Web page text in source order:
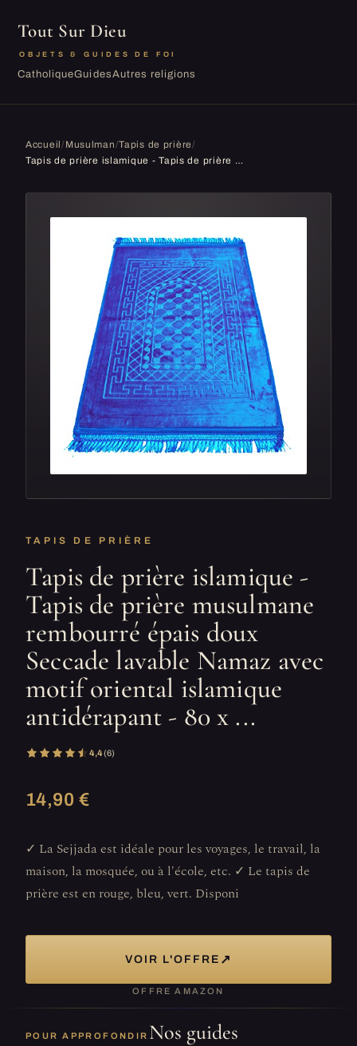
Tout Sur Dieu
OBJETS & GUIDES DE FOI
CatholiqueGuidesAutres religions
Accueil/ Musulman/Tapis de prière/
Tapis de prière islamique - Tapis de prière musulmane rembourré épais doux Seccade lavable Namaz avec motif oriental islamique antidérapant - 80 x ...
TAPIS DE PRIÈRE
Tapis de prière islamique -
Tapis de prière musulmane
rembourré épais doux
Seccade lavable Namaz avec
motif oriental islamique
antidérapant - 80 x ...
4,4(6)
14,90 €
✓ La Sejjada est idéale pour les voyages, le travail, la
maison, la mosquée, ou à l'école, etc. ✓ Le tapis de
prière est en rouge, bleu, vert. Disponi
VOIR L'OFFRE ↗
OFFRE AMAZON
POUR APPROFONDIR Nos guides